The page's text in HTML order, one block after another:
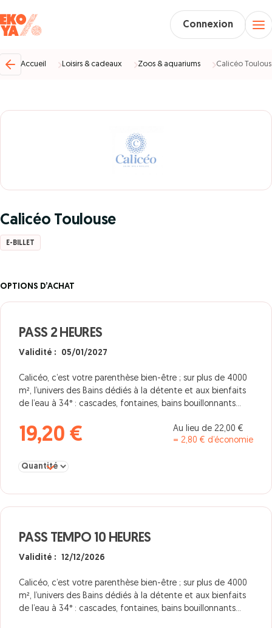
Connexion
Accueil Loisirs & cadeaux Zoos & aquariums Calicéo
Calicéo Toulouse
E-BILLET
OPTIONS D’ACHAT
PASS 2 HEURES
Validité : 05/01/2027
Calicéo, c’est votre parenthèse bien-être ; sur plus de 4000
m², l’univers des Bains dédiés à la détente et aux bienfaits
de l’eau à 34° : cascades, fontaines, bains bouillonnants…
19,20 €
Au lieu de 22,00 €
= 2,80 € d’économie
Sélectionner la quantité pour PASS 2 HEURES
PASS TEMPO 10 HEURES
Validité : 12/12/2026
Calicéo, c’est votre parenthèse bien-être ; sur plus de 4000
m², l’univers des Bains dédiés à la détente et aux bienfaits
de l’eau à 34° : cascades, fontaines, bains bouillonnants…